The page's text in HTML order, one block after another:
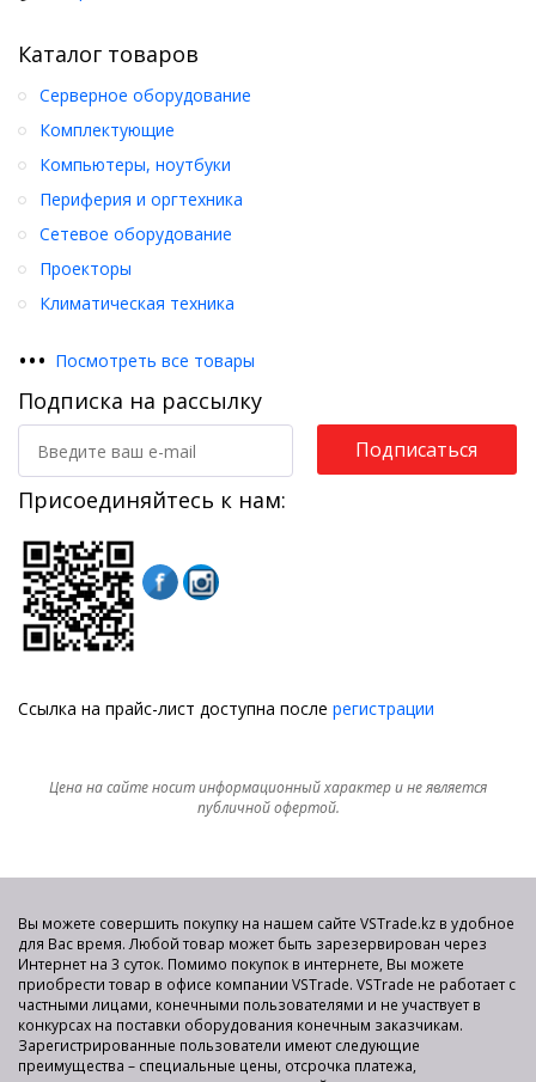
Каталог товаров
Серверное оборудование
Комплектующие
Компьютеры, ноутбуки
Периферия и оргтехника
Сетевое оборудование
Проекторы
Климатическая техника
••• Посмотреть все товары
Подписка на рассылку
Подписаться
Присоединяйтесь к нам:
Ссылка на прайс-лист доступна после регистрации
Цена на сайте носит информационный характер и не является
публичной офертой.
Вы можете совершить покупку на нашем сайте VSTrade.kz в удобное
для Вас время. Любой товар может быть зарезервирован через
Интернет на 3 суток. Помимо покупок в интернете, Вы можете
приобрести товар в офисе компании VSTrade. VSTrade не работает с
частными лицами, конечными пользователями и не участвует в
конкурсах на поставки оборудования конечным заказчикам.
Зарегистрированные пользователи имеют следующие
преимущества – специальные цены, отсрочка платежа,